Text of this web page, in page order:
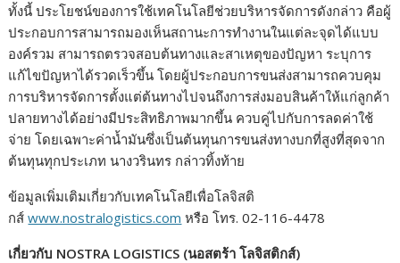
ทั้งนี้ ประโยชน์ของการใช้เทคโนโลยีช่วยบริหารจัดการดังกล่าว คือผู้
ประกอบการสามารถมองเห็นสถานะการทำงานในแต่ละจุดได้แบบ
องค์รวม สามารถตรวจสอบต้นทางและสาเหตุของปัญหา ระบุการ
แก้ไขปัญหาได้รวดเร็วขึ้น โดยผู้ประกอบการขนส่งสามารถควบคุม
การบริหารจัดการตั้งแต่ต้นทางไปจนถึงการส่งมอบสินค้าให้แก่ลูกค้า
ปลายทางได้อย่างมีประสิทธิภาพมากขึ้น ควบคู่ไปกับการลดค่าใช้
จ่าย โดยเฉพาะค่าน้ำมันซึ่งเป็นต้นทุนการขนส่งทางบกที่สูงที่สุดจาก
ต้นทุนทุกประเภท นางวรินทร กล่าวทิ้งท้าย
ข้อมูลเพิ่มเติมเกี่ยวกับเทคโนโลยีเพื่อโลจิสติ
กส์www.nostralogistics.com หรือ โทร. 02-116-4478
เกี่ยวกับ NOSTRA LOGISTICS (นอสตร้า โลจิสติกส์)